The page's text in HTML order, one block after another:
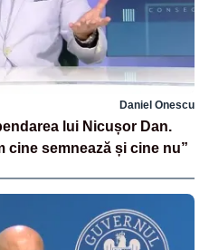
Daniel Onescu
lui Nicușor Dan.
cine semnează și cine nu”